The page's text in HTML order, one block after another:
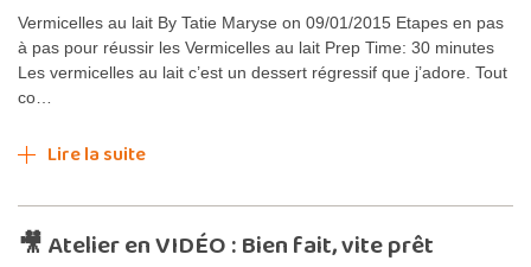
Vermicelles au lait By Tatie Maryse on 09/01/2015 Etapes en pas
à pas pour réussir les Vermicelles au lait Prep Time: 30 minutes
Les vermicelles au lait c’est un dessert régressif que j’adore. Tout
co…
Lire la suite
🎥 Atelier en VIDÉO : Bien fait, vite prêt